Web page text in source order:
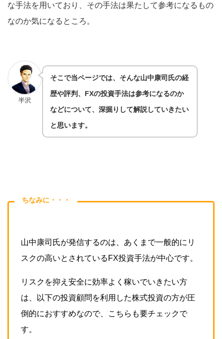
な手法を用いており、その手法は果たして参考になるもの
なのか気になるところ。
半沢
そこで当ページでは、そんな山中康司氏の経
歴や評判、FXの投資手法は参考になるのか
などについて、深掘りして解説していきたい
と思います。
ちなみに・・・
山中康司氏が発信するのは、あくまで一般的にリ
スクの高いとされているFX投資手法が中心です。
リスクを抑え安全に効率よく稼いでいきたい方
は、以下の投資顧問を利用した株式投資の方が圧
倒的におすすめなので、こちらも要チェックで
す。